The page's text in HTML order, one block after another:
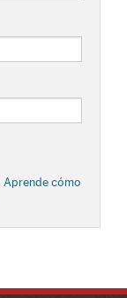
Aprende cómo